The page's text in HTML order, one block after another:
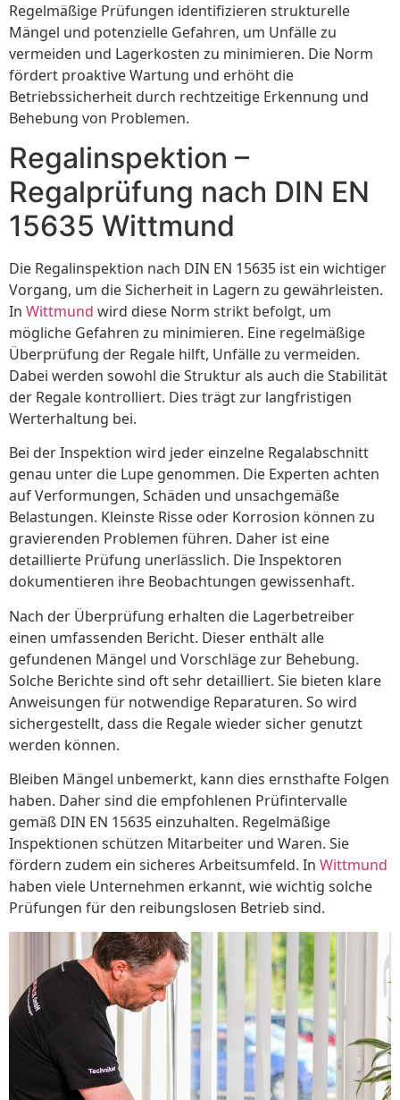
Regelmäßige Prüfungen identifizieren strukturelle
Mängel und potenzielle Gefahren, um Unfälle zu
vermeiden und Lagerkosten zu minimieren. Die Norm
fördert proaktive Wartung und erhöht die
Betriebssicherheit durch rechtzeitige Erkennung und
Behebung von Problemen.
Regalinspektion –
Regalprüfung nach DIN EN
15635 Wittmund
Die Regalinspektion nach DIN EN 15635 ist ein wichtiger
Vorgang, um die Sicherheit in Lagern zu gewährleisten.
In Wittmund wird diese Norm strikt befolgt, um
mögliche Gefahren zu minimieren. Eine regelmäßige
Überprüfung der Regale hilft, Unfälle zu vermeiden.
Dabei werden sowohl die Struktur als auch die Stabilität
der Regale kontrolliert. Dies trägt zur langfristigen
Werterhaltung bei.
Bei der Inspektion wird jeder einzelne Regalabschnitt
genau unter die Lupe genommen. Die Experten achten
auf Verformungen, Schäden und unsachgemäße
Belastungen. Kleinste Risse oder Korrosion können zu
gravierenden Problemen führen. Daher ist eine
detaillierte Prüfung unerlässlich. Die Inspektoren
dokumentieren ihre Beobachtungen gewissenhaft.
Nach der Überprüfung erhalten die Lagerbetreiber
einen umfassenden Bericht. Dieser enthält alle
gefundenen Mängel und Vorschläge zur Behebung.
Solche Berichte sind oft sehr detailliert. Sie bieten klare
Anweisungen für notwendige Reparaturen. So wird
sichergestellt, dass die Regale wieder sicher genutzt
werden können.
Bleiben Mängel unbemerkt, kann dies ernsthafte Folgen
haben. Daher sind die empfohlenen Prüfintervalle
gemäß DIN EN 15635 einzuhalten. Regelmäßige
Inspektionen schützen Mitarbeiter und Waren. Sie
fördern zudem ein sicheres Arbeitsumfeld. In Wittmund
haben viele Unternehmen erkannt, wie wichtig solche
Prüfungen für den reibungslosen Betrieb sind.